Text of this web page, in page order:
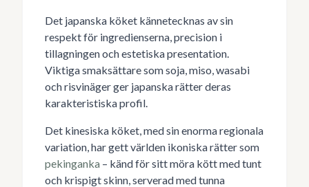
Det japanska köket kännetecknas av sin
respekt för ingredienserna, precision i
tillagningen och estetiska presentation.
Viktiga smaksättare som soja, miso, wasabi
och risvinäger ger japanska rätter deras
karakteristiska profil.
Det kinesiska köket, med sin enorma regionala
variation, har gett världen ikoniska rätter som
pekinganka – känd för sitt möra kött med tunt
och krispigt skinn, serverad med tunna